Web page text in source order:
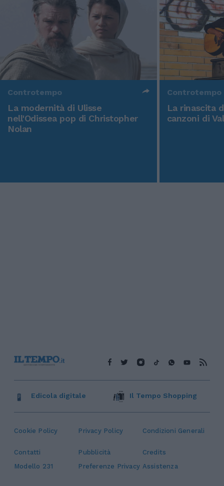
Controtempo
La modernità di Ulisse
nell'Odissea pop di Christopher
Nolan
Controtempo
La rinascita
canzoni di
Cookie Policy Privacy Policy Condizioni Generali
Contatti Pubblicità
Credits
Modello 231
Preferenze Privacy Assistenza
Edicola digitale Il Tempo Shopping